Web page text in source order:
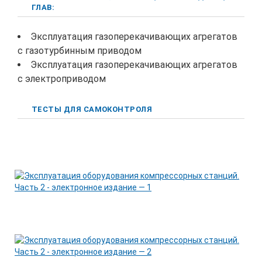
ГЛАВ:
Эксплуатация газоперекачивающих агрегатов
с газотурбинным приводом
Эксплуатация газоперекачивающих агрегатов
с электроприводом
ТЕСТЫ ДЛЯ САМОКОНТРОЛЯ